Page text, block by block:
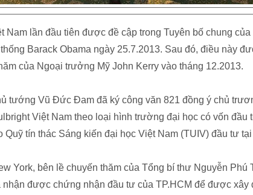
Nam lần đầu tiên được đề cập trong Tuyên bố chung
Barack Obama ngày 25.7.2013. Sau đó, điều này
của Ngoại trưởng Mỹ John Kerry vào tháng 12.2013.
tướng Vũ Đức Đam đã ký công văn 821 đồng ý chủ
Việt Nam theo loại hình trường đại học có vốn đầu
tín thác Sáng kiến đại học Việt Nam (TUIV) đầu tư tại
York, bên lề chuyến thăm của Tổng bí thư Nguyễn Phú
được chứng nhận đầu tư của TP.HCM để được xây